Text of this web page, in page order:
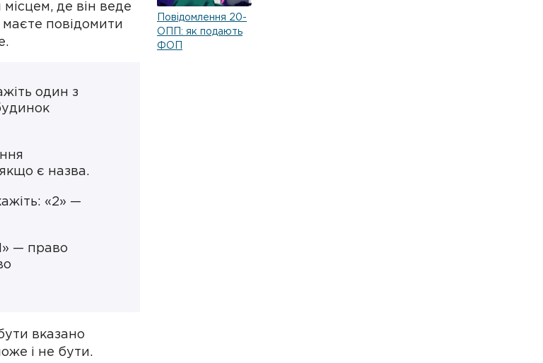
Повідомлення 20-
ОПП: як подають
ФОП
де він веде
повідомити
один з
є назва.
«2» —
— право
вказано
і не бути.